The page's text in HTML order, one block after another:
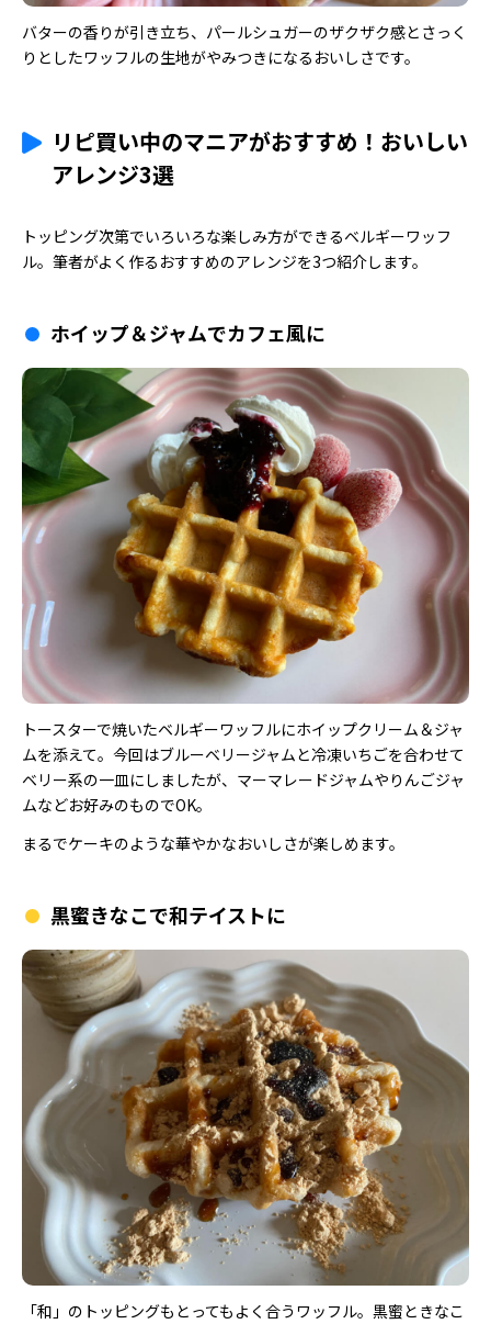
バターの香りが引き立ち、パールシュガーのザクザク感とさっく
りとしたワッフルの生地がやみつきになるおいしさです。
リピ買い中のマニアがおすすめ！おいしい
アレンジ3選
トッピング次第でいろいろな楽しみ方ができるベルギーワッフ
ル。筆者がよく作るおすすめのアレンジを3つ紹介します。
ホイップ＆ジャムでカフェ風に
トースターで焼いたベルギーワッフルにホイップクリーム＆ジャ
ムを添えて。今回はブルーベリージャムと冷凍いちごを合わせて
ベリー系の一皿にしましたが、マーマレードジャムやりんごジャ
ムなどお好みのものでOK。
まるでケーキのような華やかなおいしさが楽しめます。
黒蜜きなこで和テイストに
「和」のトッピングもとってもよく合うワッフル。黒蜜ときなこ